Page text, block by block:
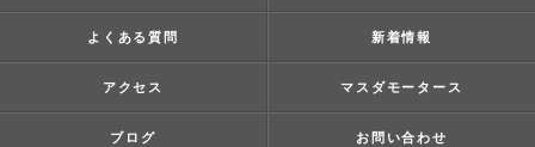
よくある質問 新着情報
アクセス マスダモータース
ブログ お問い合わせ